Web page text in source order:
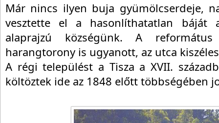
Már nincs ilyen buja gyümölcserdeje,
vesztette el a hasonlíthatatlan báját
alaprajzú községünk. A
harangtorony is ugyanott, az utca
A régi települést a Tisza a XVII.
költöztek ide az 1848 előtt többségében